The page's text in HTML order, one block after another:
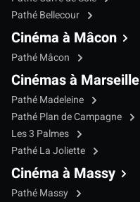
Pathé Bellecour
Cinéma à Mâcon
Pathé Mâcon
Cinémas à Marseille
Pathé Madeleine
Pathé Plan de Campagne
Les 3 Palmes
Pathé La Joliette
Cinéma à Massy
Pathé Massy